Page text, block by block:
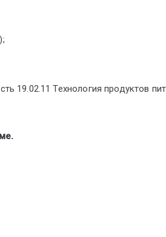
19.02.11 Технология продуктов